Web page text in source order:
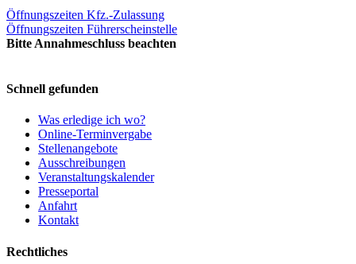
Öffnungszeiten Kfz.-Zulassung
Öffnungszeiten Führerscheinstelle
Bitte Annahmeschluss beachten
Schnell gefunden
Was erledige ich wo?
Online-Terminvergabe
Stellenangebote
Ausschreibungen
Veranstaltungskalender
Presseportal
Anfahrt
Kontakt
Rechtliches